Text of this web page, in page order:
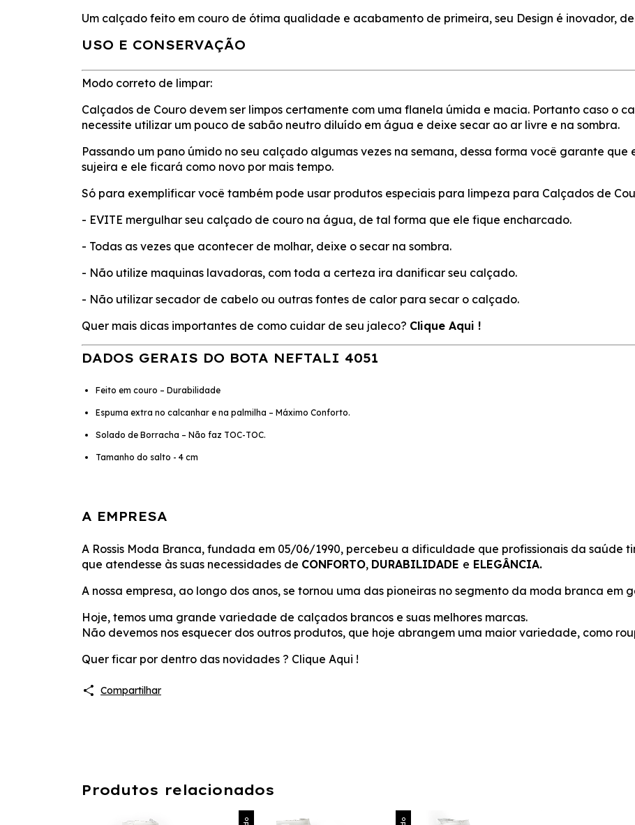
Um calçado feito em couro de ótima qualidade e acabamento de primeira, seu Design é inovador,
USO E CONSERVAÇÃO
Modo correto de limpar:
Calçados de Couro devem ser limpos certamente com uma flanela úmida e macia. Portanto caso o
necessite utilizar um pouco de sabão neutro diluído em água e deixe secar ao ar livre e na sombra.
Passando um pano úmido no seu calçado algumas vezes na semana, dessa forma você garante
sujeira e ele ficará como novo por mais tempo.
Só para exemplificar você também pode usar produtos especiais para limpeza para Calçados de
- EVITE mergulhar seu calçado de couro na água, de tal forma que ele fique encharcado.
- Todas as vezes que acontecer de molhar, deixe o secar na sombra.
- Não utilize maquinas lavadoras, com toda a certeza ira danificar seu calçado.
- Não utilizar secador de cabelo ou outras fontes de calor para secar o calçado.
Quer mais dicas importantes de como cuidar de seu jaleco? Clique Aqui !
DADOS GERAIS DO BOTA NEFTALI 4051
Feito em couro – Durabilidade
Espuma extra no calcanhar e na palmilha – Máximo Conforto.
Solado de Borracha – Não faz TOC-TOC.
Tamanho do salto - 4 cm
A EMPRESA
A Rossis Moda Branca, fundada em 05/06/1990, percebeu a dificuldade que profissionais da saúde
que atendesse às suas necessidades de CONFORTO, DURABILIDADE e ELEGÂNCIA.
A nossa empresa, ao longo dos anos, se tornou uma das pioneiras no segmento da moda branca em
Hoje, temos uma grande variedade de calçados brancos e suas melhores marcas.
Não devemos nos esquecer dos outros produtos, que hoje abrangem uma maior variedade, como
Quer ficar por dentro das novidades ? Clique Aqui !
Compartilhar
Produtos relacionados